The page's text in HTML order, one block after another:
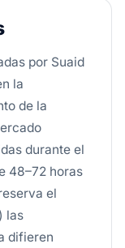
por Suaid
la
de la
durante el
48–72 horas
el
las
difieren